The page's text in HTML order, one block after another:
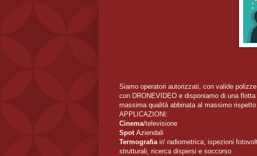
Siamo operatori autorizzati, con valide
con DRONEVIDEO e disponiamo di una
massima qualità abbinata al massimo
APPLICAZIONI:
Cinema/televisione
Spot Aziendali
Termografiair/ radiometrica; ispezioni
strutturali, ricerca dispersi e soccorso